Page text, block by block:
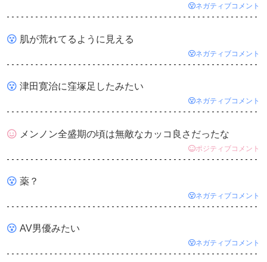
ネガティブコメント
肌が荒れてるように見える
ネガティブコメント
津田寛治に窪塚足したみたい
ネガティブコメント
メンノン全盛期の頃は無敵なカッコ良さだったな
ポジティブコメント
薬？
ネガティブコメント
AV男優みたい
ネガティブコメント